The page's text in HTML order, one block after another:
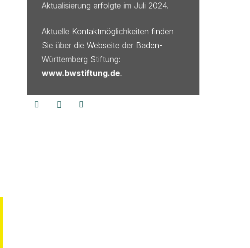
Aktualisierung erfolgte im Juli 2024.
Aktuelle Kontaktmöglichkeiten finden
Sie über die Webseite der Baden-
Württemberg Stiftung:
www.bwstiftung.de.